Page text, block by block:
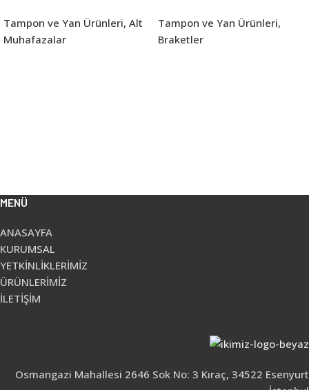
Tampon ve Yan Ürünleri, Alt
Muhafazalar
Tampon ve Yan Ürünleri,
Braketler
MENÜ
ANASAYFA
KURUMSAL
YETKİNLİKLERİMİZ
ÜRÜNLERİMİZ
İLETİŞİM
Osmangazi Mahallesi 2646 Sok No: 3 Kıraç, 34522 Esenyurt